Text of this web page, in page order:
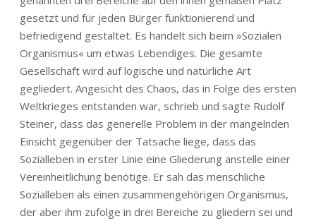
gesetzt und für jeden Bürger funktionierend und
befriedigend gestaltet. Es handelt sich beim »Sozialen
Organismus« um etwas Lebendiges. Die gesamte
Gesellschaft wird auf logische und natürliche Art
gegliedert. Angesicht des Chaos, das in Folge des ersten
Weltkrieges entstanden war, schrieb und sagte Rudolf
Steiner, dass das generelle Problem in der mangelnden
Einsicht gegenüber der Tatsache liege, dass das
Sozialleben in erster Linie eine Gliederung anstelle einer
Vereinheitlichung benötige. Er sah das menschliche
Sozialleben als einen zusammengehörigen Organismus,
der aber ihm zufolge in drei Bereiche zu gliedern sei und